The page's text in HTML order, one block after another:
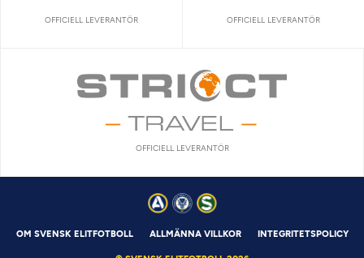
OFFICIELL LEVERANTÖR OFFICIELL LEVERANTÖR
OFFICIELL LEVERANTÖR
OM SVENSK ELITFOTBOLL ALLMÄNNA VILLKOR INTEGRITETSPOLICY